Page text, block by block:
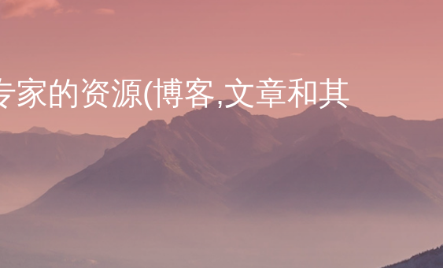
家的资源(博客,文章和其